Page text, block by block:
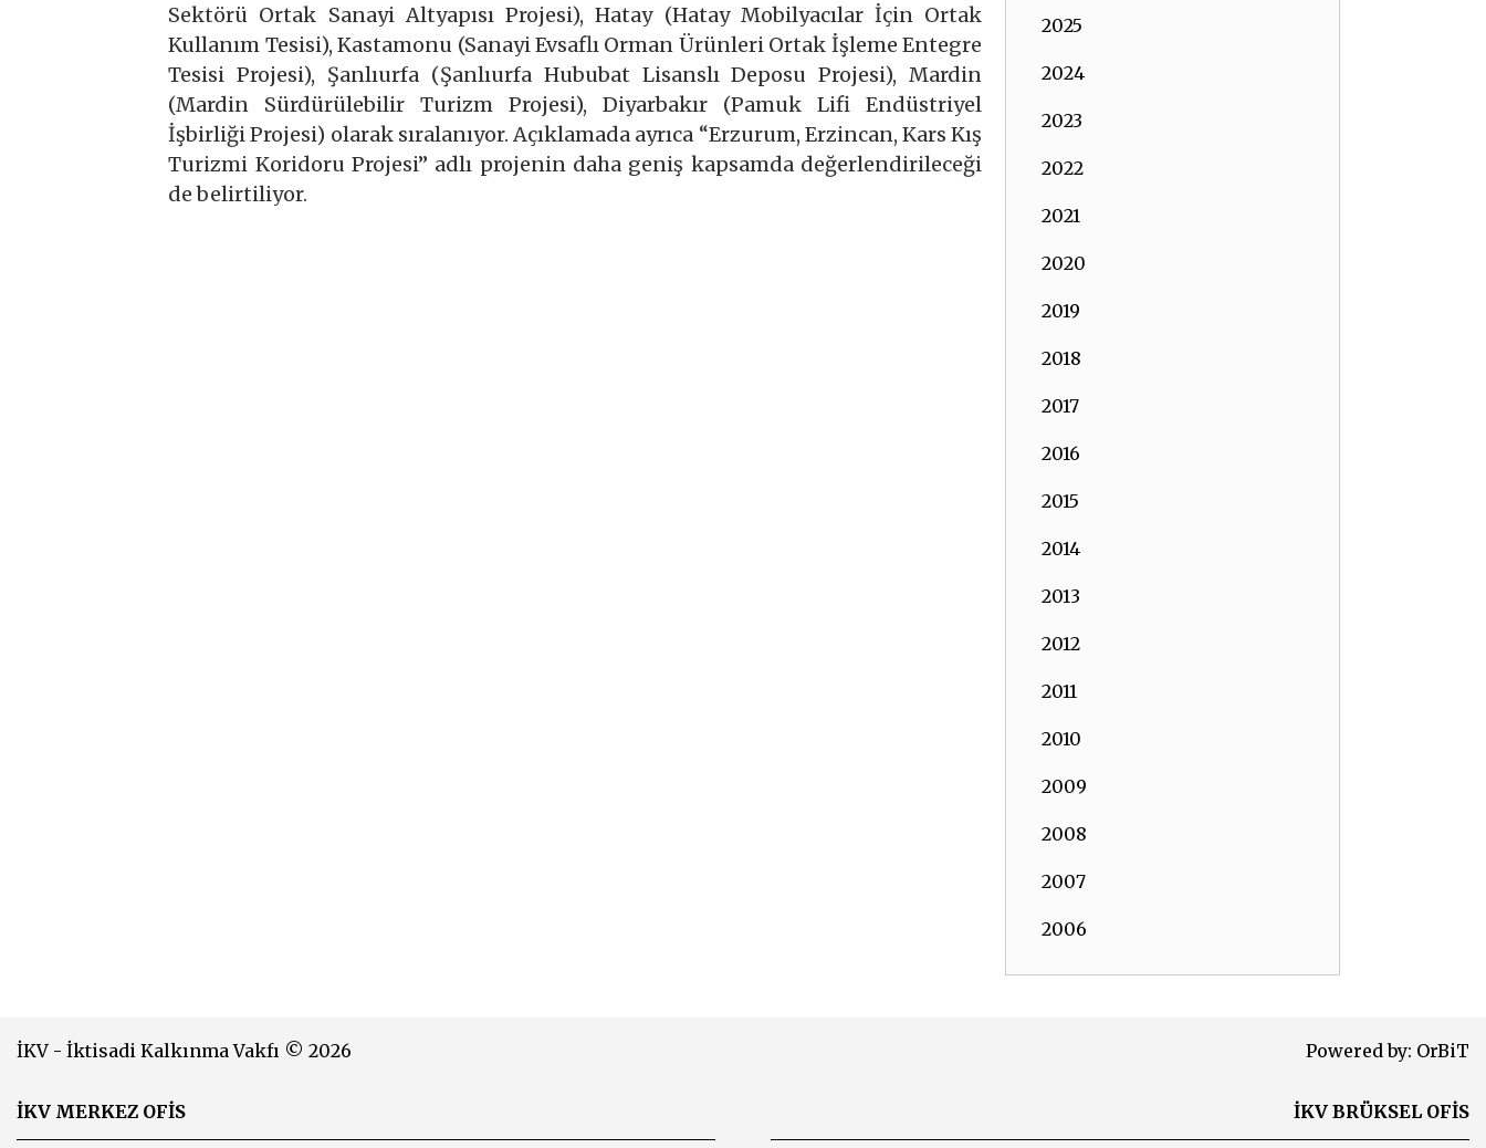
Sektörü Ortak Sanayi Altyapısı Projesi), Hatay (Hatay Mobilyacılar İçin Ortak
Kullanım Tesisi), Kastamonu (Sanayi Evsaflı Orman Ürünleri Ortak İşleme Entegre
Tesisi Projesi), Şanlıurfa (Şanlıurfa Hububat Lisanslı Deposu Projesi), Mardin
(Mardin Sürdürülebilir Turizm Projesi), Diyarbakır (Pamuk Lifi Endüstriyel
İşbirliği Projesi) olarak sıralanıyor. Açıklamada ayrıca “Erzurum, Erzincan, Kars Kış
Turizmi Koridoru Projesi” adlı projenin daha geniş kapsamda değerlendirileceği
de belirtiliyor.
2025
2024
2023
2022
2021
2020
2019
2018
2017
2016
2015
2014
2013
2012
2011
2010
2009
2008
2007
2006
İKV - İktisadi Kalkınma Vakfı © 2026 Powered by: OrBiT
İKV MERKEZ OFİS İKV BRÜKSEL OFİS